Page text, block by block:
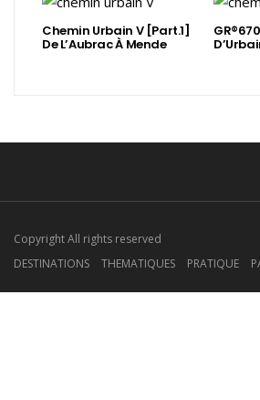
Chemin Urbain V [Part.1]
De L’Aubrac À Mende
Copyright All rights reserved
DESTINATIONS
THEMATIQUES PRATIQUE